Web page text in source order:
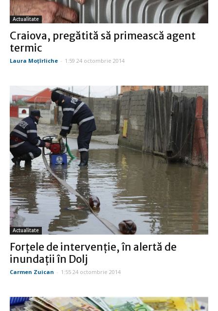
Actualitate
Craiova, pregătită să primească agent
termic
Laura Moţîrliche - 1:59 24 octombrie 2014
Actualitate
Forțele de intervenție, în alertă de
inundații în Dolj
Carmen Zuican - 1:55 24 octombrie 2014